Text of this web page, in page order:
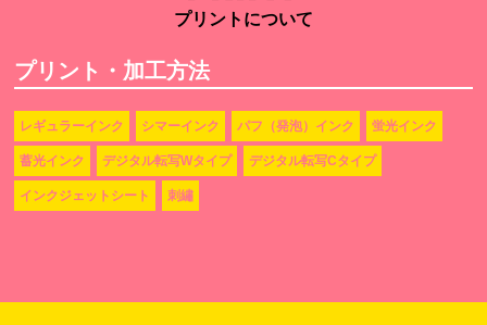
プリントについて
プリント・加工方法
レギュラーインク シマーインク パフ（発泡）インク 蛍光インク
蓄光インク デジタル転写Wタイプ デジタル転写Cタイプ
インクジェットシート 刺繡